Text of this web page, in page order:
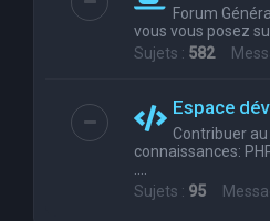
Forum
vous vous posez
Sujets : 582
Espace
Contribuer
connaissances:
....
Sujets : 95